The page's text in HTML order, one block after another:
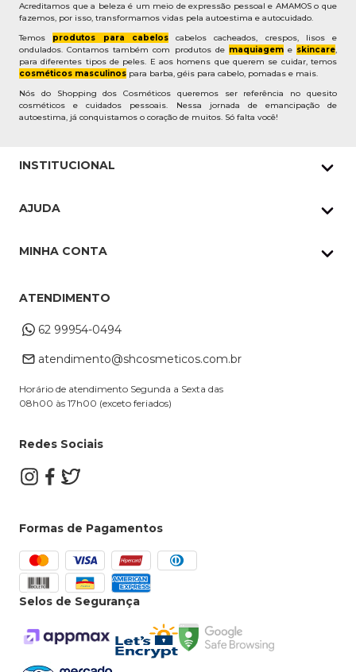
Acreditamos que a beleza é um meio de expressão pessoal e AMAMOS o que
fazemos, por isso, transformamos vidas pela autoestima e autocuidado.
Temos produtos para cabeloscabelos cacheados, crespos, lisos e
ondulados. Contamos também com produtos de maquiageme skincare,
para diferentes tipos de peles. E aos homens que querem se cuidar, temos
cosméticos masculinos para barba, géis para cabelo, pomadas e mais.
Nós do Shopping dos Cosméticos queremos ser referência no quesito
cosméticos e cuidados pessoais. Nessa jornada de emancipação de
autoestima, já conquistamos o coração de muitos. Só falta você!
INSTITUCIONAL
Pedidos Whatsapp
Cupons
AJUDA
Troca e Devoluções
Dúvidas Frequentes
MINHA CONTA
Alterar Cadastro
ATENDIMENTO
62 99954-0494
atendimento@shcosmeticos.com.br
Horário de atendimento Segunda a Sexta das
08h00 às 17h00 (exceto feriados)
Redes Sociais
Formas de Pagamentos
Selos de Segurança